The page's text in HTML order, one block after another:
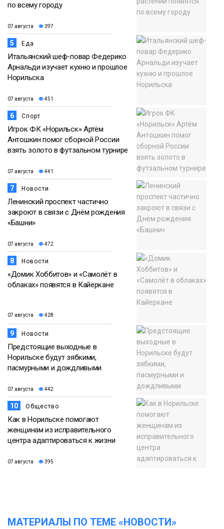
по всему городу
07 августа 397
5 Еда
Итальянский шеф-повар Федерико
Арнальди изучает кухню и прошлое
Норильска
07 августа 451
6 Спорт
Игрок ФК «Норильск» Артём
Антошкин помог сборной России
взять золото в футзальном турнире
07 августа 441
7 Новости
Ленинский проспект частично
закроют в связи с Днём рождения
«Башни»
07 августа 472
8 Новости
«Домик Хоббитов» и «Самолёт в
облаках» появятся в Кайеркане
07 августа 428
9 Новости
Предстоящие выходные в
Норильске будут зябкими,
пасмурными и дождливыми
07 августа 442
10 Общество
Как в Норильске помогают
женщинам из исправительного
центра адаптироваться к жизни
07 августа 395
МАТЕРИАЛЫ ПО ТЕМЕ «НОВОСТИ»